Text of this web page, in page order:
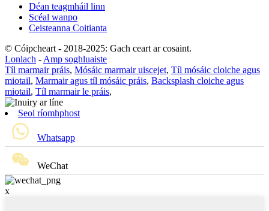
Déan teagmháil linn
Scéal wanpo
Ceisteanna Coitianta
© Cóipcheart - 2018-2025: Gach ceart ar cosaint.
Lonlach - Amp soghluaiste
Tíl marmair práis, Mósáic marmair uiscejet, Tíl mósáic cloiche agus
miotail, Marmair agus tíl mósáic práis, Backsplash cloiche agus
miotail, Tíl marmair le práis,
Seol ríomhphost
Whatsapp
WeChat
x